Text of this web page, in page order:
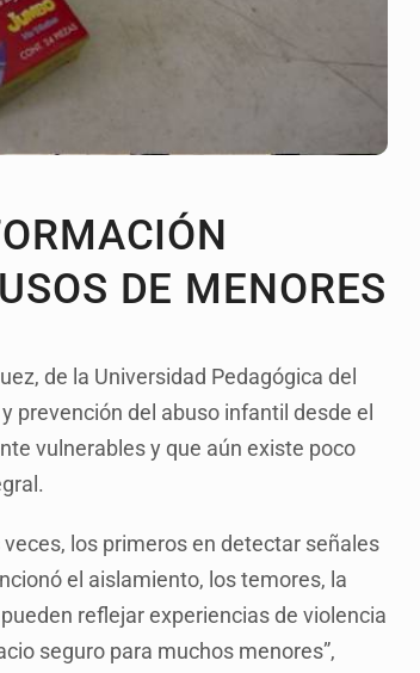
DE MENORES
de la Universidad Pedagógica del
prevención del abuso infantil desde el
vulnerables y que aún existe poco
los primeros en detectar señales
el aislamiento, los temores, la
reflejar experiencias de violencia
seguro para muchos menores”,